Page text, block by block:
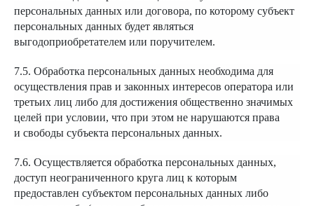
персональных данных или договора, по которому субъект
персональных данных будет являться
выгодоприобретателем или поручителем.
7.5. Обработка персональных данных необходима для
осуществления прав и законных интересов оператора или
третьих лиц либо для достижения общественно значимых
целей при условии, что при этом не нарушаются права
и свободы субъекта персональных данных.
7.6. Осуществляется обработка персональных данных,
доступ неограниченного круга лиц к которым
предоставлен субъектом персональных данных либо